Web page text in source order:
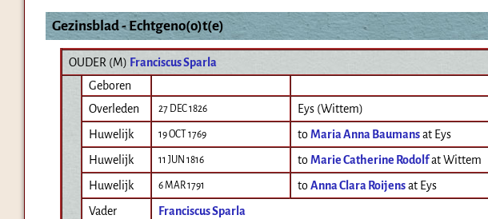
Gezinsblad - Echtgeno(o)t(e)
OUDER (M) Franciscus Sparla
Geboren
Overleden
27 DEC 1826
Eys (Wittem)
Huwelijk
19 OCT 1769 toMaria Anna Baumansat Eys
Huwelijk
11 JUN 1816 toMarie Catherine Rodolfat Wittem
Huwelijk
6 MAR 1791 toAnna Clara Roijensat Eys
Vader
Franciscus Sparla